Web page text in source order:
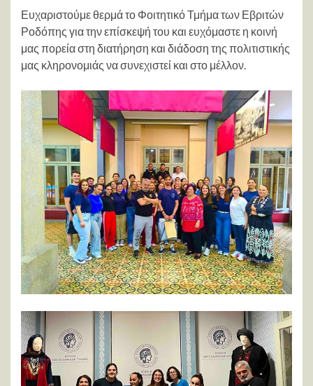
Ευχαριστούμε θερμά το Φοιτητικό Τμήμα των Εβριτών
Ροδόπης για την επίσκεψή του και ευχόμαστε η κοινή
μας πορεία στη διατήρηση και διάδοση της πολιτιστικής
μας κληρονομιάς να συνεχιστεί και στο μέλλον.